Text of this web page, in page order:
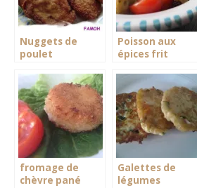
Nuggets de
poulet
Poisson aux
épices frit
fromage de
chèvre pané
Galettes de
légumes